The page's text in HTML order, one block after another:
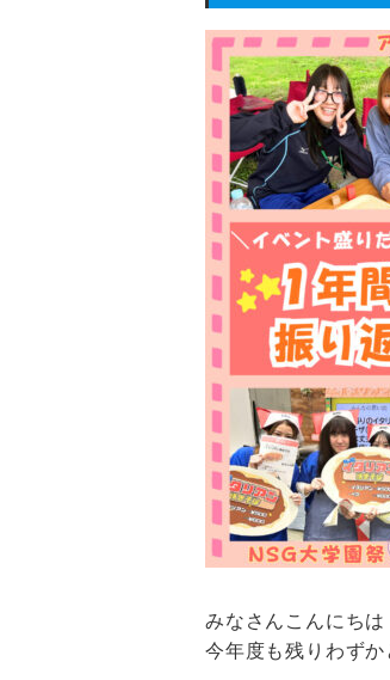
みなさんこんにちは
今年度も残りわずか